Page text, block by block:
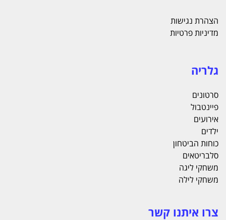
הצהרת נגישות
מדיניות פרטיות
גלריה
סרטונים
פיינטבול
אירועים
ילדים
כוחות הביטחון
סלבריטאים
משחקי ליגה
משחקי לילה
צרו איתנו קשר